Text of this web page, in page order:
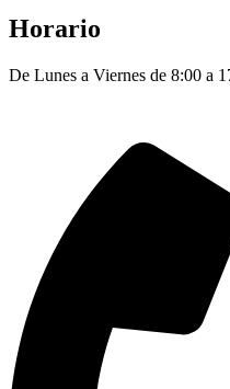
Horario
De Lunes a Viernes de 8:00 a